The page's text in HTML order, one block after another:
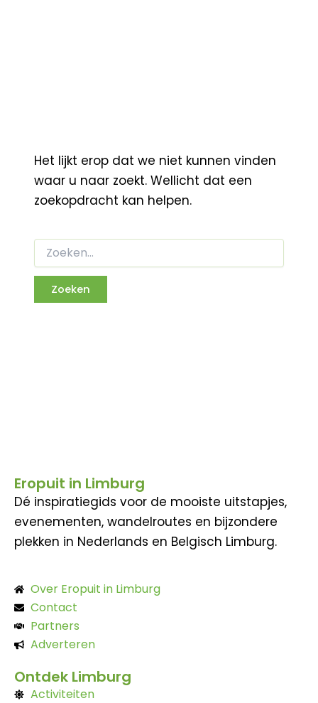
Het lijkt erop dat we niet kunnen vinden
waar u naar zoekt. Wellicht dat een
zoekopdracht kan helpen.
Eropuit in Limburg
Dé inspiratiegids voor de mooiste uitstapjes,
evenementen, wandelroutes en bijzondere
plekken in Nederlands en Belgisch Limburg.
Over Eropuit in Limburg
Contact
Partners
Adverteren
Ontdek Limburg
Activiteiten